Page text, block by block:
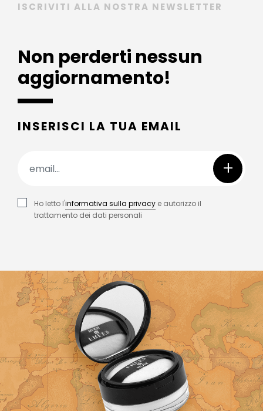
ISCRIVITI ALLA NOSTRA NEWSLETTER
Non perderti nessun
aggiornamento!
INSERISCI LA TUA EMAIL
+
Ho letto l'informativa sulla privacy e autorizzo il
trattamento dei dati personali